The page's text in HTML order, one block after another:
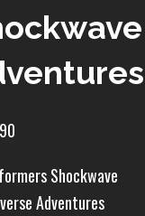
Shockwave
Adventures